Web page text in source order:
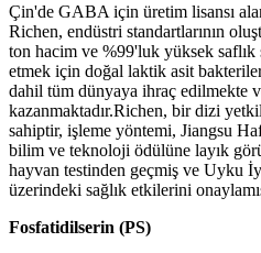
Çin'de GABA için üretim lisansı
Richen, endüstri standartlarının
ton hacim ve %99'luk yüksek
etmek için doğal laktik asit
dahil tüm dünyaya ihraç edilmekte
kazanmaktadır.Richen, bir dizi
sahiptir, işleme yöntemi, Jiangsu
bilim ve teknoloji ödülüne layık
hayvan testinden geçmiş ve Uyku
üzerindeki sağlık etkilerini
Fosfatidilserin (PS)